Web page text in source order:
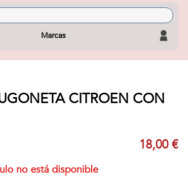
Marcas
CITROEN CON
18,00 €
no está disponible